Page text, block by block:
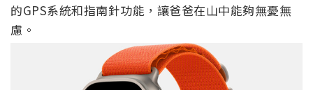
的GPS系統和指南針功能，讓爸爸在山中能夠無憂無
慮。